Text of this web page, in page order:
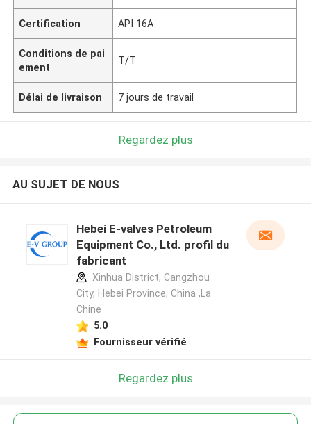
Certification API 16A
Conditions de pai
ement
T/T
Délai de livraison 7 jours de travail
Regardez plus
AU SUJET DE NOUS
Hebei E-valves Petroleum
Equipment Co., Ltd. profil du
fabricant
Xinhua District, Cangzhou
City, Hebei Province, China ,La
Chine
5.0
Fournisseur vérifié
Regardez plus